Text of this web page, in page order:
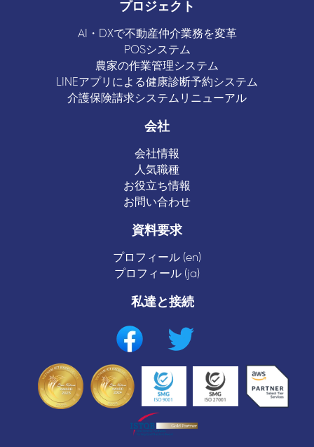
プロジェクト
AI・DXで不動産仲介業務を変革
POSシステム
農家の作業管理システム
LINEアプリによる健康診断予約システム
介護保険請求システムリニューアル
会社
会社情報
人気職種
お役立ち情報
お問い合わせ
資料要求
プロフィール (en)
プロフィール (ja)
私達と接続